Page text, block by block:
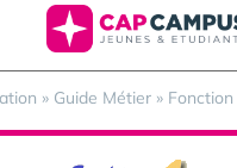
» Guide Métier »
des cookies